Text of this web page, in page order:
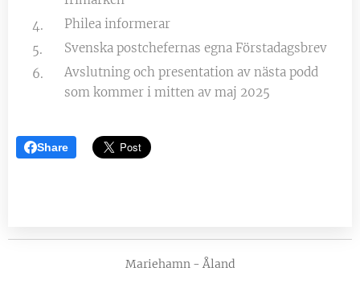
Philea informerar
Svenska postchefernas egna Förstadagsbrev
Avslutning och presentation av nästa podd
som kommer i mitten av maj 2025
Share
Mariehamn - Åland